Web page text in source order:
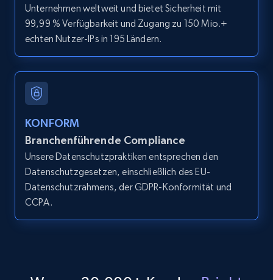
LinkedIn posts
LinkedIn posts - Discover user's articles by
URL
URL, ID, User id, Use url, Title, Headline, Post
text, Date posted, and more.
Unternehmen weltweit und bietet Sicherheit mit
99,99 % Verfügbarkeit und Zugang zu 150 Mio.+
echten Nutzer-IPs in 195 Ländern.
KONFORM
Branchenführende Compliance
Unsere Datenschutzpraktiken entsprechen den
Datenschutzgesetzen, einschließlich des EU-
Datenschutzrahmens, der GDPR-Konformität und
CCPA.